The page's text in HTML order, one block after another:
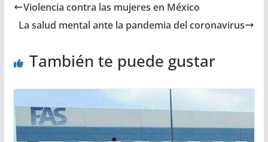
Violencia contra las mujeres en México
La salud mental ante la pandemia del coronavirus
También te puede gustar